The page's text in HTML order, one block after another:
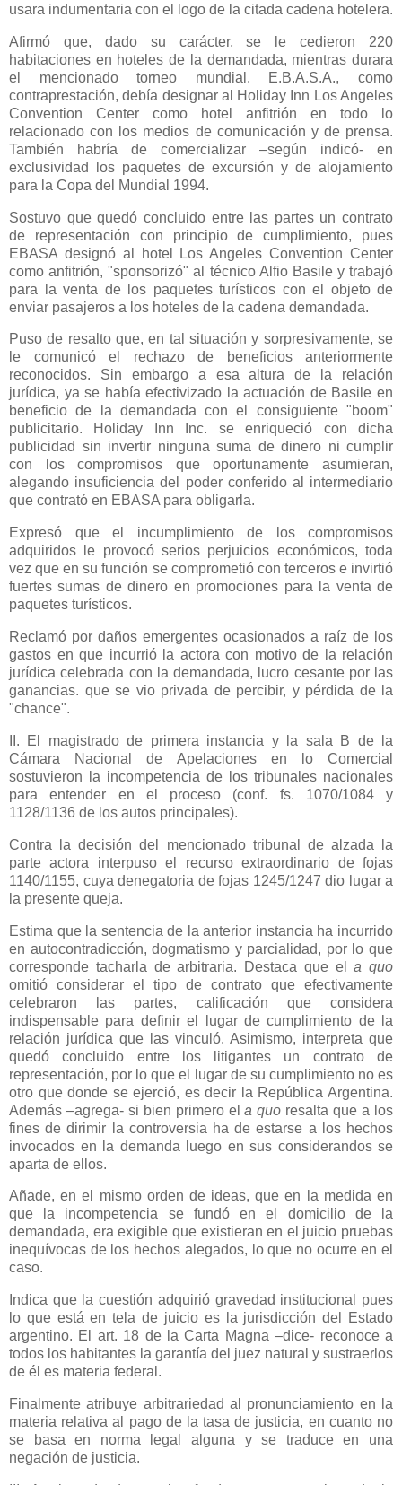
usara indumentaria con el logo de la citada cadena hotelera.
Afirmó que, dado su carácter, se le cedieron 220
habitaciones en hoteles de la demandada, mientras durara
el mencionado torneo mundial. E.B.A.S.A., como
contraprestación, debía designar al Holiday Inn Los Angeles
Convention Center como hotel anfitrión en todo lo
relacionado con los medios de comunicación y de prensa.
También habría de comercializar –según indicó- en
exclusividad los paquetes de excursión y de alojamiento
para la Copa del Mundial 1994.
Sostuvo que quedó concluido entre las partes un contrato
de representación con principio de cumplimiento, pues
EBASA designó al hotel Los Angeles Convention Center
como anfitrión, "sponsorizó" al técnico Alfio Basile y trabajó
para la venta de los paquetes turísticos con el objeto de
enviar pasajeros a los hoteles de la cadena demandada.
Puso de resalto que, en tal situación y sorpresivamente, se
le comunicó el rechazo de beneficios anteriormente
reconocidos. Sin embargo a esa altura de la relación
jurídica, ya se había efectivizado la actuación de Basile en
beneficio de la demandada con el consiguiente "boom"
publicitario. Holiday Inn Inc. se enriqueció con dicha
publicidad sin invertir ninguna suma de dinero ni cumplir
con los compromisos que oportunamente asumieran,
alegando insuficiencia del poder conferido al intermediario
que contrató en EBASA para obligarla.
Expresó que el incumplimiento de los compromisos
adquiridos le provocó serios perjuicios económicos, toda
vez que en su función se comprometió con terceros e invirtió
fuertes sumas de dinero en promociones para la venta de
paquetes turísticos.
Reclamó por daños emergentes ocasionados a raíz de los
gastos en que incurrió la actora con motivo de la relación
jurídica celebrada con la demandada, lucro cesante por las
ganancias. que se vio privada de percibir, y pérdida de la
"chance".
II. El magistrado de primera instancia y la sala B de
la
Cámara Nacional
de Apelaciones en lo Comercial
sostuvieron la incompetencia de los tribunales nacionales
para entender en el proceso (conf. fs. 1070/1084 y
1128/1136 de los autos principales).
Contra la decisión del mencionado tribunal de alzada la
parte actora interpuso el recurso extraordinario de fojas
1140/1155, cuya denegatoria de fojas 1245/1247 dio lugar a
la presente queja.
Estima que la sentencia de la anterior instancia ha incurrido
en autocontradicción, dogmatismo y parcialidad, por lo que
corresponde tacharla de arbitraria. Destaca que ela quo
omitió considerar el tipo de contrato que efectivamente
celebraron las partes, calificación que considera
indispensable para definir el lugar de cumplimiento de la
relación jurídica que las vinculó. Asimismo, interpreta que
quedó concluido entre los litigantes un contrato de
representación, por lo que el lugar de su cumplimiento no es
otro que donde se ejerció, es decir la República Argentina.
Además –agrega- si bien primero ela quo resalta que a los
fines de dirimir la controversia ha de estarse a los hechos
invocados en la demanda luego en sus considerandos se
aparta de ellos.
Añade, en el mismo orden de ideas, que en la medida en
que la incompetencia se fundó en el domicilio de la
demandada, era exigible que existieran en el juicio pruebas
inequívocas de los hechos alegados, lo que no ocurre en el
caso.
Indica que la cuestión adquirió gravedad institucional pues
lo que está en tela de juicio es la jurisdicción del Estado
argentino. El art. 18 de la Carta Magna –dice- reconoce a
todos los habitantes la garantía del juez natural y sustraerlos
de él es materia federal.
Finalmente atribuye arbitrariedad al pronunciamiento en la
materia relativa al pago de la tasa de justicia, en cuanto no
se basa en norma legal alguna y se traduce en una
negación de justicia.